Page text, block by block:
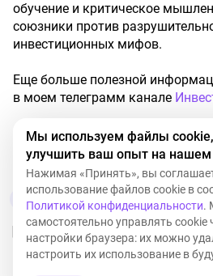
обучение и критическое
союзники против
инвестиционных мифов.
Еще больше полезной
в моем телеграмм канале
#инвестиции #инвестор
#книги #акции #облигации
Мы используем файлы
улучшить ваш опыт на нашем
Нажимая «Принять», вы
использование файлов cookie в
Политикой конфиденциальности.
самостоятельно управлять cookie
настройки браузера: их можно
настроить их использование в